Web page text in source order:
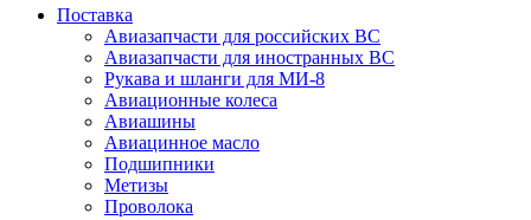
Поставка
Авиазапчасти для российских ВС
Авиазапчасти для иностранных ВС
Рукава и шланги для МИ-8
Авиационные колеса
Авиашины
Авиацинное масло
Подшипники
Метизы
Проволока